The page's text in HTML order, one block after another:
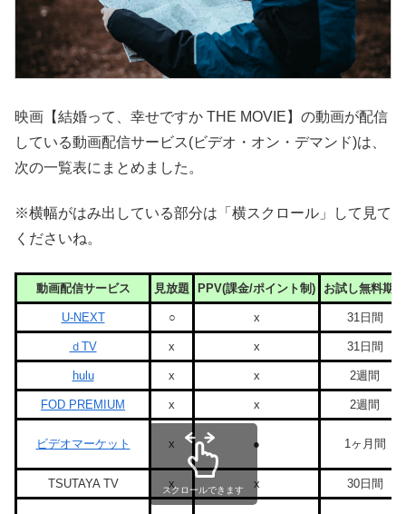
映画【結婚って、幸せですか THE MOVIE】の動画が配信
している動画配信サービス(ビデオ・オン・デマンド)は、
次の一覧表にまとめました。
※横幅がはみ出している部分は「横スクロール」して見て
くださいね。
動画配信サービス 見放題 PPV(課金/ポイント制) お試し無料期間
U-NEXT ○ x 31日間
ｄTV x x 31日間
hulu x x 2週間
FOD PREMIUM x x 2週間
ビデオマーケット x ● 1ヶ月間
TSUTAYA TV x x 30日間
スクロールできます